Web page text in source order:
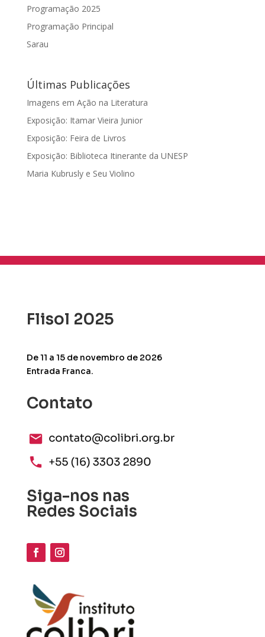
Programação 2025
Programação Principal
Sarau
Últimas Publicações
Imagens em Ação na Literatura
Exposição: Itamar Vieira Junior
Exposição: Feira de Livros
Exposição: Biblioteca Itinerante da UNESP
Maria Kubrusly e Seu Violino
Flisol 2025
De 11 a 15 de novembro de 2026
Entrada Franca.
Contato
Siga-nos nas
Redes Sociais